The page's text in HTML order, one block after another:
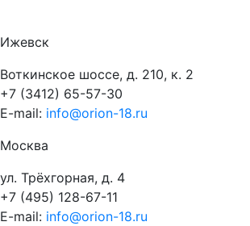
Ижевск
Воткинское шоссе, д. 210, к. 2
+7 (3412) 65-57-30
E-mail: info@orion-18.ru
Москва
ул. Трёхгорная, д. 4
+7 (495) 128-67-11
E-mail: info@orion-18.ru